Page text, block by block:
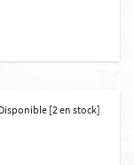
Disponible [2 en stock]